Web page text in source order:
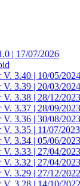
| 17/07/2026
3.40 | 10/05/2024
3.39 | 20/03/2024
3.38 | 28/12/2023
3.37 | 28/09/2023
3.36 | 30/08/2023
3.35 | 11/07/2023
3.34 | 05/06/2023
3.33 | 27/04/2023
3.32 | 27/04/2023
3.29 | 27/12/2022
3.28 | 14/10/2022